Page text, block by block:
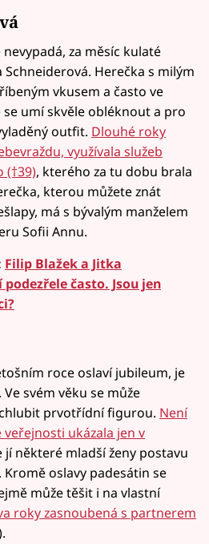
za měsíc kulaté
Schneiderová. Herečka s milým
vkusem a často ve
umí skvěle obléknout a pro
outfit. Dlouhé roky
využívala služeb
(†39), kterého za tu dobu brala
kterou můžete znát
má s bývalým manželem
Sofii Annu.
Filip Blažek a Jitka
často. Jsou jen
roce oslaví jubileum, je
svém věku se může
prvotřídní figurou. Není
ukázala jen v
jí některé mladší ženy postavu
oslavy padesátin se
může těšit i na vlastní
roky zasnoubená s partnerem